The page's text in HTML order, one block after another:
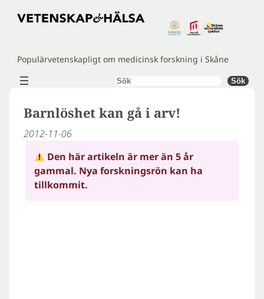
Hoppa
Populärvetenskapligt om medicinsk forskning i Skåne
Sök Sök
Barnlöshet kan gå i arv!
2012-11-06
Den här artikeln är mer än 5 år
gammal. Nya forskningsrön kan ha
tillkommit.